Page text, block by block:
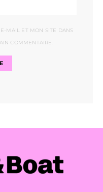
MAIL ET MON SITE DANS
COMMENTAIRE.